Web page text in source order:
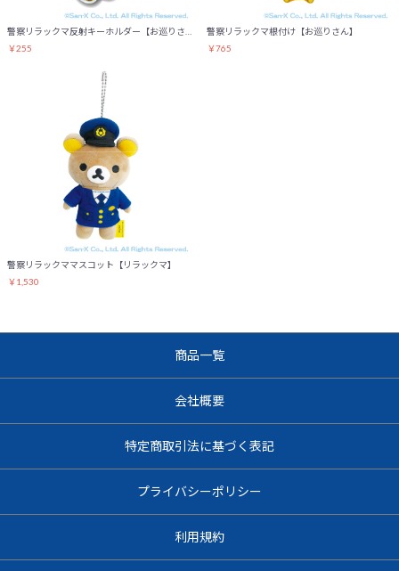
￥255
警察リラックマ根付け【お巡りさん】
￥765
警察リラックママスコット【リラックマ】
￥1,530
商品一覧
会社概要
特定商取引法に基づく表記
プライバシーポリシー
利用規約